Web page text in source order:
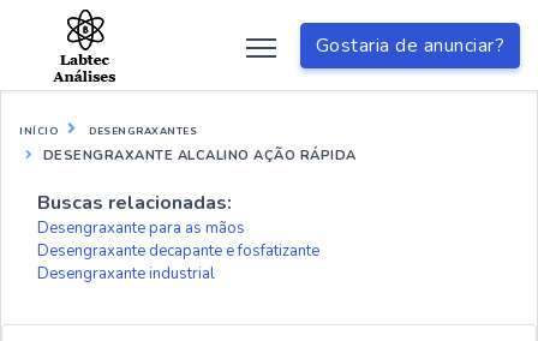
Gostaria de anunciar?
INÍCIO DESENGRAXANTES
DESENGRAXANTE ALCALINO AÇÃO RÁPIDA
Buscas relacionadas:
Desengraxante para as mãos
Desengraxante decapante e fosfatizante
Desengraxante industrial